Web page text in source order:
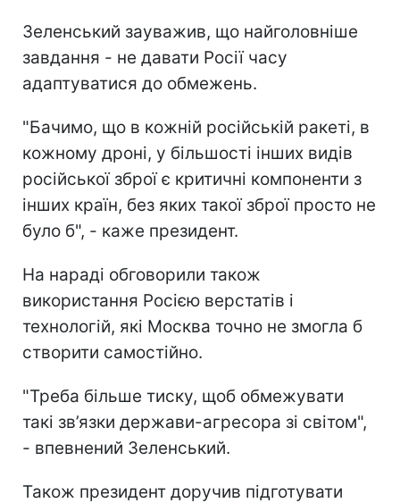
Зеленський зауважив, що найголовніше
завдання - не давати Росії часу
адаптуватися до обмежень.
"Бачимо, що в кожній російській ракеті, в
кожному дроні, у більшості інших видів
російської зброї є критичні компоненти з
інших країн, без яких такої зброї просто не
було б", - каже президент.
На нараді обговорили також
використання Росією верстатів і
технологій, які Москва точно не змогла б
створити самостійно.
"Треба більше тиску, щоб обмежувати
такі зв’язки держави-агресора зі світом",
- впевнений Зеленський.
Також президент доручив підготувати